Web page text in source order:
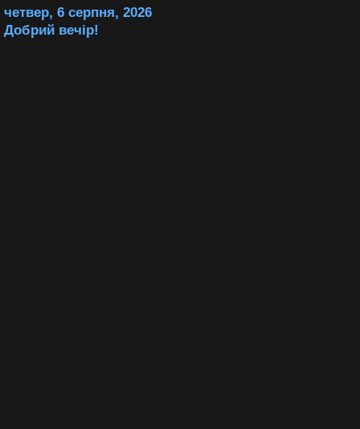
четвер, 6 серпня, 2026
Добрий вечір!